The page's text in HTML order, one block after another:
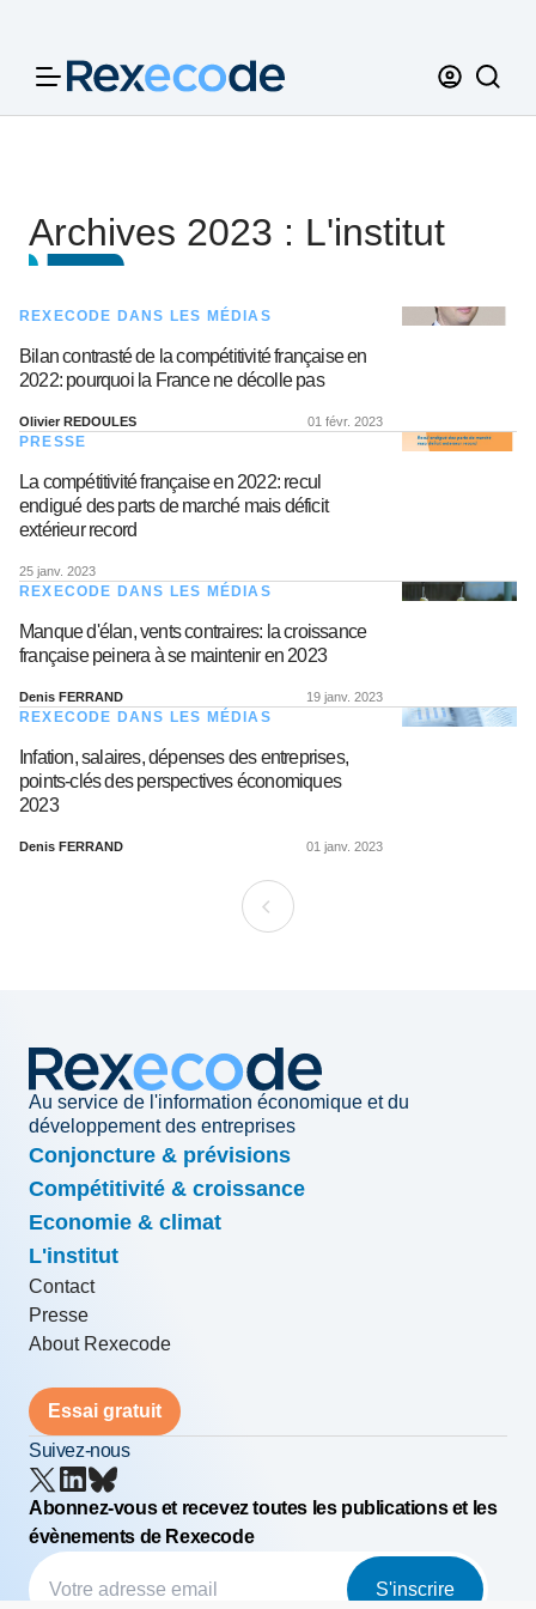
Archives 2023 : L'institut
REXECODE DANS LES MÉDIAS
Bilan contrasté de la compétitivité française en
2022: pourquoi la France ne décolle pas
Olivier REDOULES 01 févr. 2023
PRESSE
La compétitivité française en 2022: recul
endigué des parts de marché mais déficit
extérieur record
25 janv. 2023
REXECODE DANS LES MÉDIAS
Manque d'élan, vents contraires: la croissance
française peinera à se maintenir en 2023
Denis FERRAND 19 janv. 2023
REXECODE DANS LES MÉDIAS
Infation, salaires, dépenses des entreprises,
points-clés des perspectives économiques
2023
Denis FERRAND 01 janv. 2023
Au service de l'information économique et du
développement des entreprises
Conjoncture & prévisions
Compétitivité & croissance
Economie & climat
L'institut
Contact
Presse
About Rexecode
Essai gratuit
Suivez-nous
Abonnez-vous et recevez toutes les publications et les
évènements de Rexecode
S'inscrire